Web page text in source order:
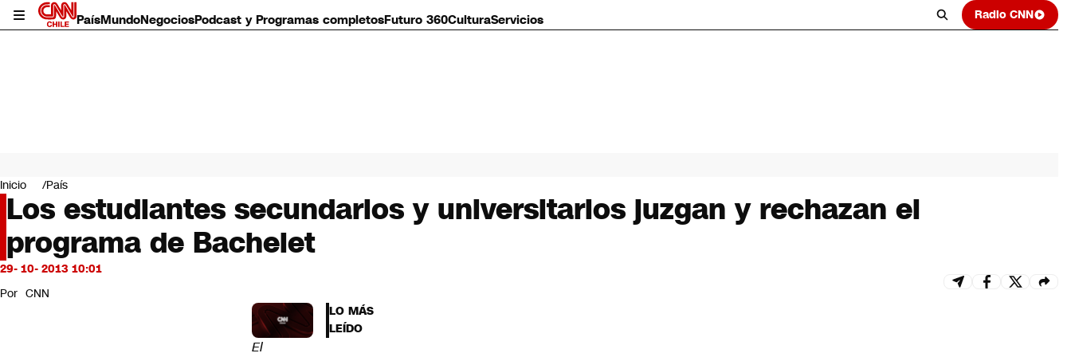
PaísMundoNegociosPodcast y Programas completosFuturo 360CulturaServicios Radio CNN
Mundo
Negocios
Deportes
Programas completos
Cultura
Servicios
Bits
CNN Data
Inicio País
Los estudiantes secundarios y universitarios juzgan y rechazan el
programa de Bachelet
29- 10- 2013 10:01
Por CNN
El
LO MÁS
LEÍDO